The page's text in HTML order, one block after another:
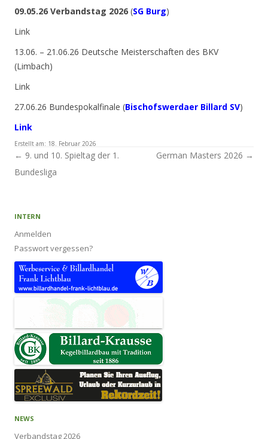
09.05.26 Verbandstag 2026 (SG Burg)
Link
13.06. – 21.06.26 Deutsche Meisterschaften des BKV
(Limbach)
Link
27.06.26 Bundespokalfinale (Bischofswerdaer Billard SV)
Link
Erstellt am: 18. Februar 2026
Artikel-Navigation
← 9. und 10. Spieltag der 1.
Bundesliga
German Masters 2026 →
INTERN
Anmelden
Passwort vergessen?
NEWS
Verbandstag 2026